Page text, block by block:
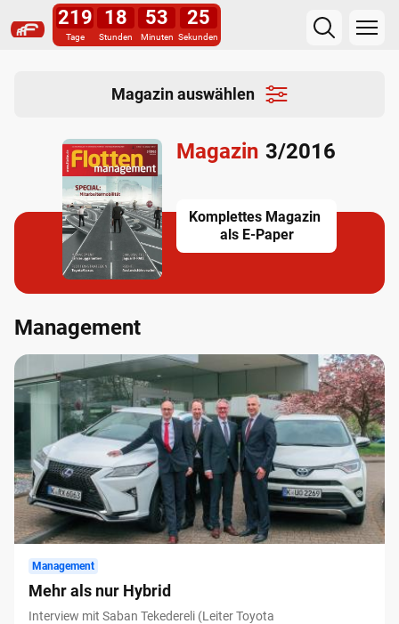
219
Tage
18
Stunden
53
Minuten
24
Sekunden
Magazin auswählen
Magazin 3/2016
Komplettes Magazin
als E-Paper
Management
Management
Mehr als nur Hybrid
Interview mit Saban Tekedereli (Leiter Toyota